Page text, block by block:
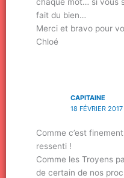
fait du bien…
Merci et bravo pour
Chloé
CAPITAINE
18 FÉVRIER
Comme c’est
ressenti !
Comme les Troyens
de certain de nos